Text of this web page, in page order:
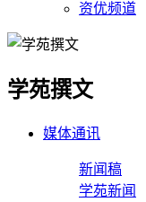
资优频道
学苑撰文
媒体通讯
新闻稿
学苑新闻